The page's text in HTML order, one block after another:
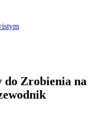
do Zrobienia na